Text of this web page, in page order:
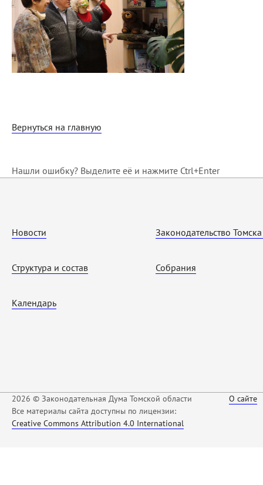
Вернуться на главную
Нашли ошибку? Выделите её и нажмите Ctrl+Enter
Новости
Структура и состав
Календарь
Законодательство
Собрания
2026 © Законодательная Дума Томской области
Все материалы сайта доступны по лицензии:
Creative Commons Attribution 4.0 International
О сайте